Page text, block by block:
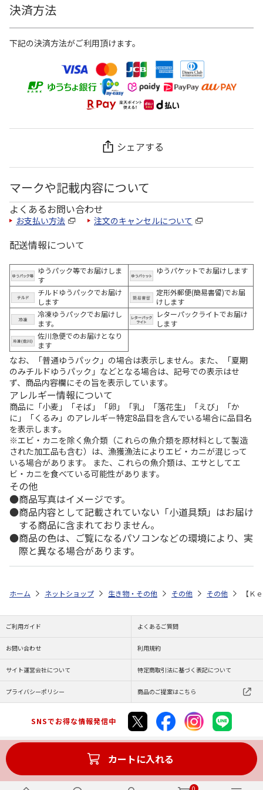
決済方法
下記の決済方法がご利用頂けます。
シェアする
マークや記載内容について
よくあるお問い合わせ
お支払い方法 注文のキャンセルについて
配送情報について
ゆうパック等でお届けしま
す
ゆうパケットでお届けします
チルドゆうパックでお届け
します
定形外郵便(簡易書留)でお届
けします
冷凍ゆうパックでお届けし
ます。
レターパックライトでお届け
します
佐川急便でのお届けとなり
ます
なお、「普通ゆうパック」の場合は表示しません。また、「夏期
のみチルドゆうパック」などとなる場合は、記号での表示はせ
ず、商品内容欄にその旨を表示しています。
アレルギー情報について
商品に「小麦」「そば」「卵」「乳」「落花生」「えび」「か
に」「くるみ」のアレルギー特定8品目を含んでいる場合に品目名
を表示します。
※エビ・カニを除く魚介類（これらの魚介類を原材料として製造
された加工品も含む）は、漁獲漁法によりエビ・カニが混じって
いる場合があります。 また、これらの魚介類は、エサとしてエ
ビ・カニを食べている可能性があります。
その他
商品写真はイメージです。
商品内容として記載されていない「小道具類」はお届け
する商品に含まれておりません。
商品の色は、ご覧になるパソコンなどの環境により、実
際と異なる場合があります。
カートに入れる
ホーム ネットショップ 生き物・その他 その他 その他 【
ご利用ガイド よくあるご質問
お問い合わせ 利用規約
サイト運営会社について 特定商取引法に基づく表記について
プライバシーポリシー 商品のご提案はこちら
SNSでお得な情報発信中